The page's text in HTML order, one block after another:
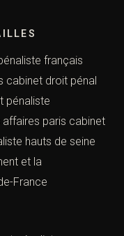
pénal cabinet
avocat
stage
français
cabinet droit pénal
pénaliste hauts